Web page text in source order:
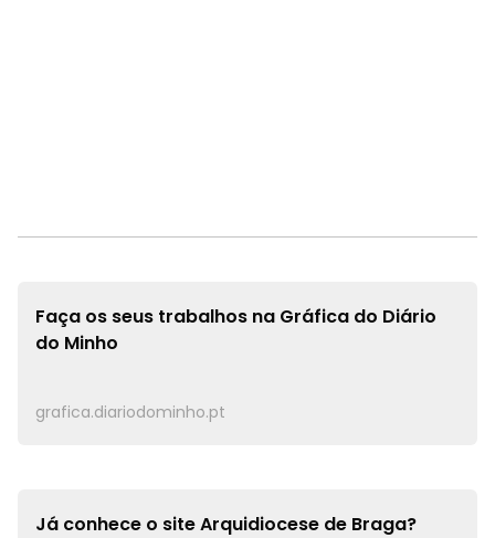
Faça os seus trabalhos na Gráfica do Diário
do Minho
grafica.diariodominho.pt
Já conhece o siteArquidiocese de Braga?